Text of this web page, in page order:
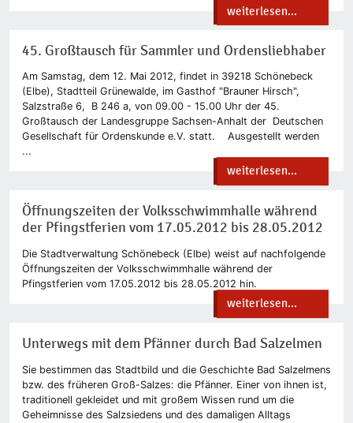
weiterlesen...
45. Großtausch für Sammler und Ordensliebhaber
Am Samstag, dem 12. Mai 2012, findet in 39218 Schönebeck
(Elbe), Stadtteil Grünewalde, im Gasthof "Brauner Hirsch",
Salzstraße 6, B 246 a, von 09.00 - 15.00 Uhr der 45.
Großtausch der Landesgruppe Sachsen-Anhalt der Deutschen
Gesellschaft für Ordenskunde e.V. statt. Ausgestellt werden
...
weiterlesen...
Öffnungszeiten der Volksschwimmhalle während
der Pfingstferien vom 17.05.2012 bis 28.05.2012
Die Stadtverwaltung Schönebeck (Elbe) weist auf nachfolgende
Öffnungszeiten der Volksschwimmhalle während der
Pfingstferien vom 17.05.2012 bis 28.05.2012 hin.
weiterlesen...
Unterwegs mit dem Pfänner durch Bad Salzelmen
Sie bestimmen das Stadtbild und die Geschichte Bad Salzelmens
bzw. des früheren Groß-Salzes: die Pfänner. Einer von ihnen ist,
traditionell gekleidet und mit großem Wissen rund um die
Geheimnisse des Salzsiedens und des damaligen Alltags